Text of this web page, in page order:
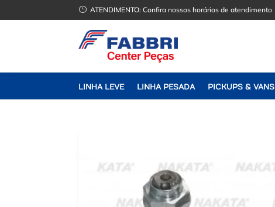
} ATENDIMENTO:Confira nossos horários de atendimento
LINHA LEVE LINHA PESADA PICKUPS & VANS